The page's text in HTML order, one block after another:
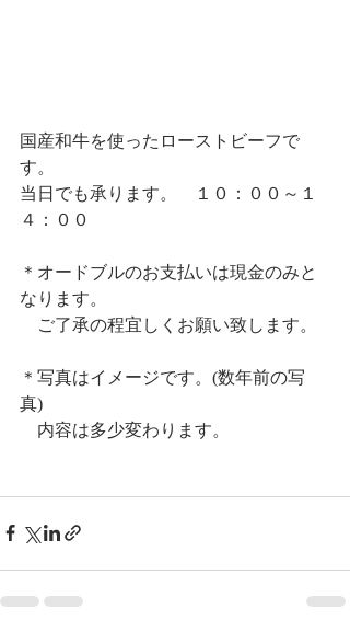
国産和牛を使ったローストビーフで
す。
当日でも承ります。　１０：００～１
４：００
＊オードブルのお支払いは現金のみと
なります。
ご了承の程宜しくお願い致します。
＊写真はイメージです。(数年前の写
真)
内容は多少変わります。